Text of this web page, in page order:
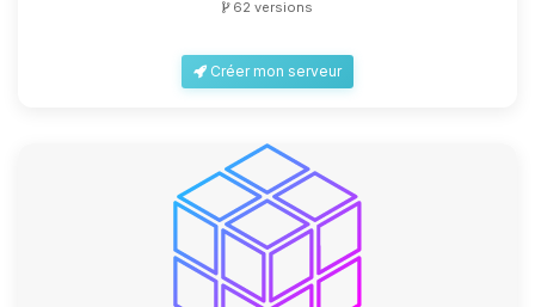
62 versions
Créer mon serveur